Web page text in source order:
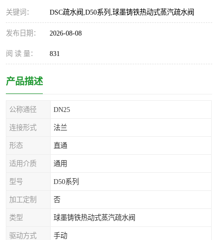
关键词： DSC疏水阀,D50系列,球墨铸铁热动式蒸汽疏水阀
发布日期： 2026-08-08
阅 读 量： 831
产品描述
公称通径 DN25
连接形式 法兰
形态 直通
适用介质 通用
型号 D50系列
加工定制 否
类型 球墨铸铁热动式蒸汽疏水阀
驱动方式 手动